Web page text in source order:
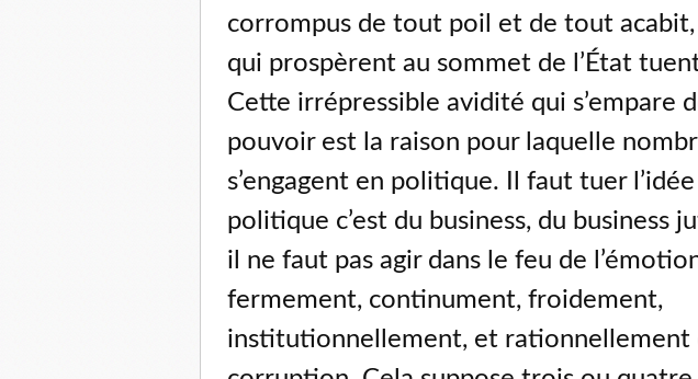
corrompus de tout poil et de tout
qui prospèrent au sommet de l’État
Cette irrépressible avidité qui s’empare
pouvoir est la raison pour laquelle
s’engagent en politique. Il faut tuer
politique c’est du business, du business
il ne faut pas agir dans le feu de
fermement, continument, froidement,
institutionnellement, et rationnellement